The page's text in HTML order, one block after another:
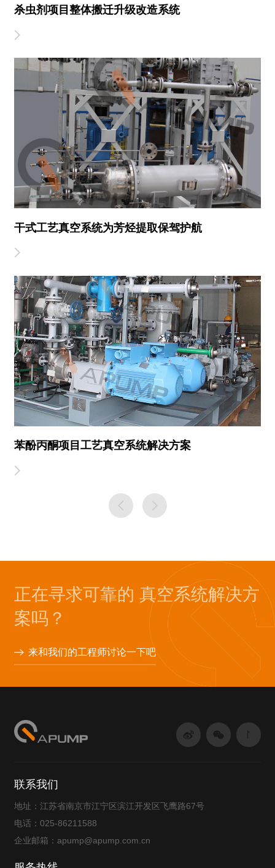
杀虫剂项目整体搬迁升级改造系统
干式工艺真空系统为芳烃提取保驾护航
苯酚丙酮项目工艺真空系统解决方案
正在寻求可靠的 真空系统解决方
案吗？
来和我们的工程师讨论一下吧
联系我们
地址：江苏省南京市江宁区滨江开发区飞鹰路67号
电话：025-86211588
企业邮箱：apump@apump.com.cn